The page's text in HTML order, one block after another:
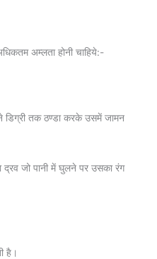
अम्लता होनी चाहिये:-
डिग्री तक ठण्डा करके उसमें जामन
द्रव जो पानी में घुलने पर उसका रंग
है।